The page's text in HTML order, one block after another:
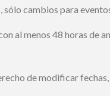
cambios para
al menos 48 horas de
de modificar fechas,